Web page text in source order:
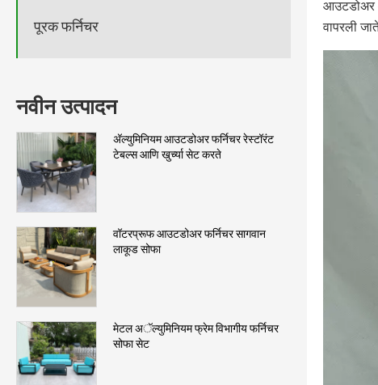
पूरक फर्निचर
नवीन उत्पादन
अ‍ॅल्युमिनियम आउटडोअर फर्निचर रेस्टॉरंट
टेबल्स आणि खुर्च्या सेट करते
वॉटरप्रूफ आउटडोअर फर्निचर सागवान
लाकूड सोफा
मेटल अॅल्युमिनियम फ्रेम विभागीय फर्निचर
सोफा सेट
आउटडोअर
वापरली